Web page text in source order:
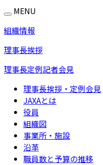
MENU
組織情報
理事長挨拶
理事長定例記者会見
理事長挨拶・定例会見
JAXAとは
役員
組織図
事業所・施設
沿革
職員数と予算の推移